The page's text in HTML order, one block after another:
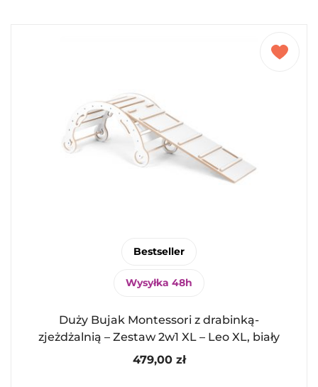
Bestseller
Wysyłka 48h
Duży Bujak Montessori z drabinką-
zjeżdżalnią – Zestaw 2w1 XL – Leo XL, biały
479,00 zł